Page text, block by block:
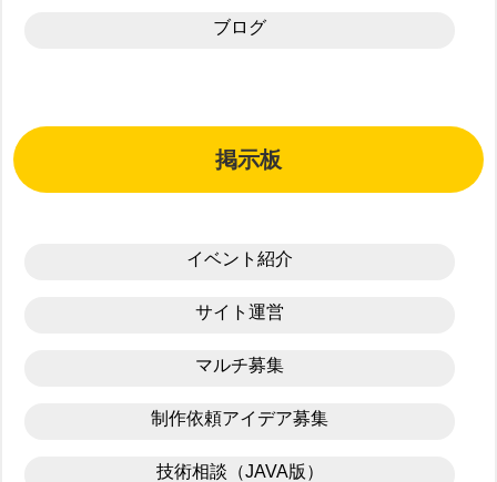
ブログ
掲示板
イベント紹介
サイト運営
マルチ募集
制作依頼アイデア募集
技術相談（JAVA版）